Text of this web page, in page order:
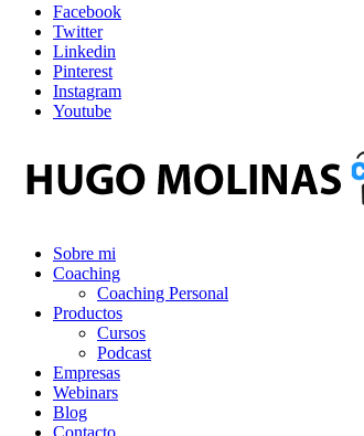
Facebook
Twitter
Linkedin
Pinterest
Instagram
Youtube
Sobre mi
Coaching
Coaching Personal
Productos
Cursos
Podcast
Empresas
Webinars
Blog
Contacto